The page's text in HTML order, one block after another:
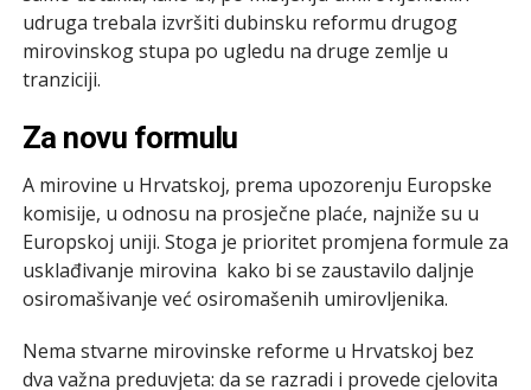
udruga trebala izvršiti dubinsku reformu drugog
mirovinskog stupa po ugledu na druge zemlje u
tranziciji.
Za novu formulu
A mirovine u Hrvatskoj, prema upozorenju Europske
komisije, u odnosu na prosječne plaće, najniže su u
Europskoj uniji. Stoga je prioritet promjena formule za
usklađivanje mirovina kako bi se zaustavilo daljnje
osiromašivanje već osiromašenih umirovljenika.
Nema stvarne mirovinske reforme u Hrvatskoj bez
dva važna preduvjeta: da se razradi i provede cjelovita